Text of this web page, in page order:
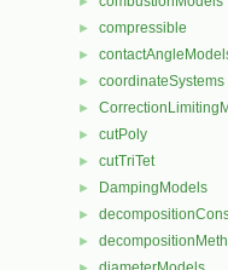
► compressible
►
► coordinateSystems
►
► cutPoly
► cutTriTet
► DampingModels
►
►